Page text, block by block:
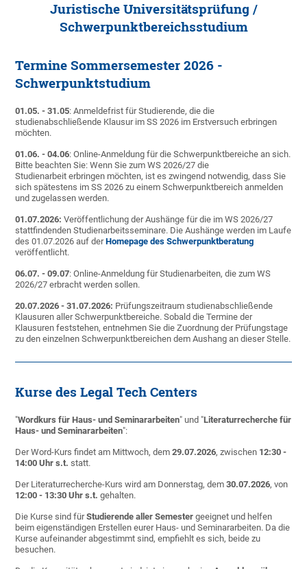
Juristische Universitätsprüfung /
Schwerpunktbereichsstudium
Termine Sommersemester 2026 -
Schwerpunktstudium
01.05. - 31.05: Anmeldefrist für Studierende, die die
studienabschließende Klausur im SS 2026 im Erstversuch erbringen
möchten.
01.06. - 04.06: Online-Anmeldung für die Schwerpunktbereiche an sich.
Bitte beachten Sie: Wenn Sie zum WS 2026/27 die
Studienarbeit erbringen möchten, ist es zwingend notwendig, dass Sie
sich spätestens im SS 2026 zu einem Schwerpunktbereich anmelden
und zugelassen werden.
01.07.2026:Veröffentlichung der Aushänge für die im WS 2026/27
stattfindenden Studienarbeitsseminare. Die Aushänge werden im Laufe
des 01.07.2026 auf derHomepage des Schwerpunktberatung
veröffentlicht.
06.07. - 09.07: Online-Anmeldung für Studienarbeiten, die zum WS
2026/27 erbracht werden sollen.
20.07.2026 - 31.07.2026: Prüfungszeitraum studienabschließende
Klausuren aller Schwerpunktbereiche. Sobald die Termine der
Klausuren feststehen, entnehmen Sie die Zuordnung der Prüfungstage
zu den einzelnen Schwerpunktbereichen dem Aushang an dieser Stelle.
Kurse des Legal Tech Centers
"Wordkurs für Haus- und Seminararbeiten" und "Literaturrecherche für
Haus- und Seminararbeiten":
Der Word-Kurs findet am Mittwoch, dem29.07.2026, zwischen 12:30 -
14:00 Uhrs.t. statt.
Der Literaturrecherche-Kurs wird am Donnerstag, dem30.07.2026, von
12:00 - 13:30 Uhrs.t.gehalten.
Die Kurse sind fürStudierende aller Semester geeignet und helfen
beim eigenständigen Erstellen eurer Haus- und Seminararbeiten. Da die
Kurse aufeinander abgestimmt sind, empfiehlt es sich, beide zu
besuchen.